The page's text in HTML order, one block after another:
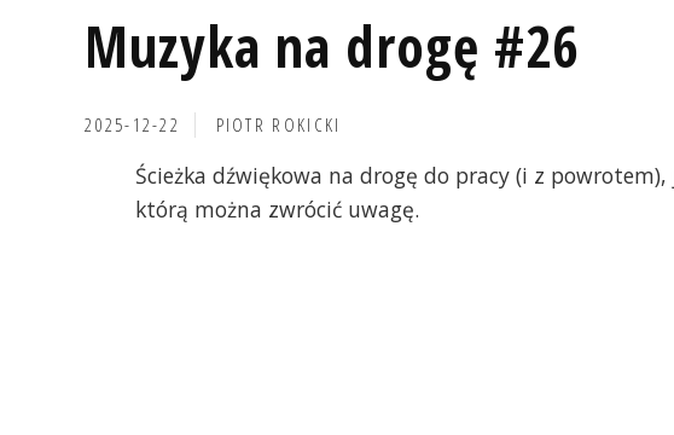
Muzyka na drogę #26
2025-12-22 PIOTR ROKICKI
Ścieżka dźwiękowa na drogę do pracy (i z
którą można zwrócić uwagę.